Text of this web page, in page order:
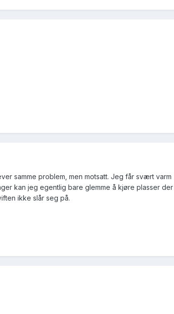
samme problem, men motsatt. Jeg får svært varm
kan jeg egentlig bare glemme å kjøre plasser
ikke slår seg på.